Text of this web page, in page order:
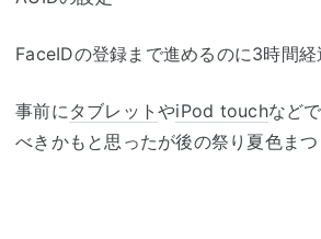
FaceIDの登録まで進めるのに3時間経
事前にタブレット やiPod touchなど
べきかもと思ったが後の祭り夏色まつ